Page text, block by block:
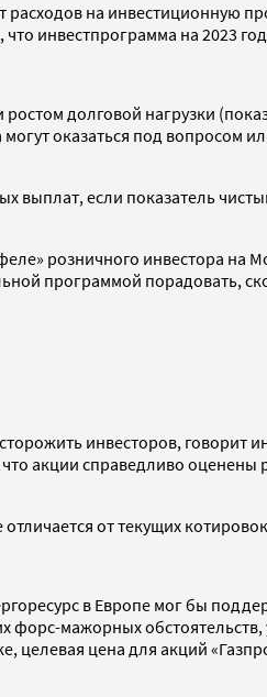
на инвестиционную
инвестпрограмма на 2023
долговой нагрузки
оказаться под вопросом
если показатель
розничного инвестора на
программой порадовать,
инвесторов, говорит
акции справедливо
от текущих
в Европе мог бы
мажорных
цена для акций